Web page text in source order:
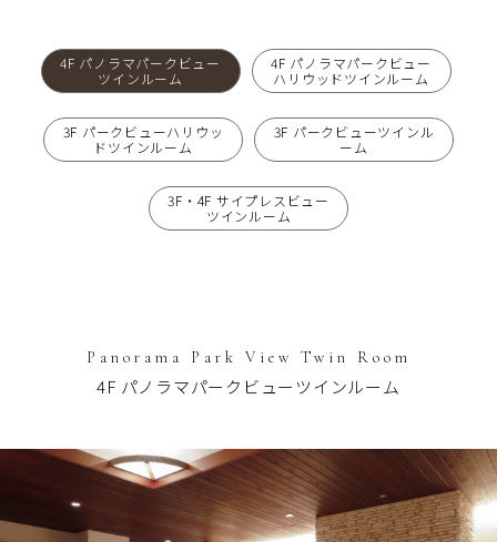
4F パノラマパークビュー
ツインルーム
4F パノラマパークビュー
ハリウッドツインルーム
3F パークビューハリウッ
ドツインルーム
3F パークビューツインル
ーム
3F・4F サイプレスビュー
ツインルーム
Panorama Park View Twin Room
4F パノラマパークビューツインルーム